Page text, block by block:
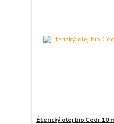
Éterický olej bio Cedr 10